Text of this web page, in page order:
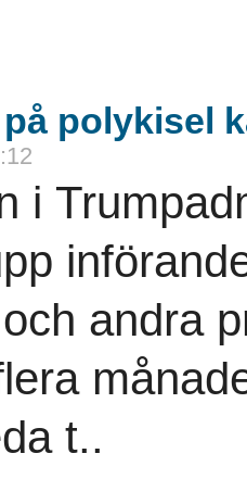
polykisel
i
andra
t..